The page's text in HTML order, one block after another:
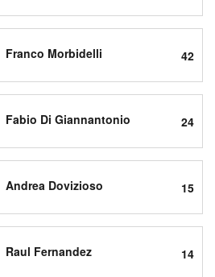
Franco Morbidelli 42
Fabio Di Giannantonio 24
Andrea Dovizioso 15
Raul Fernandez 14